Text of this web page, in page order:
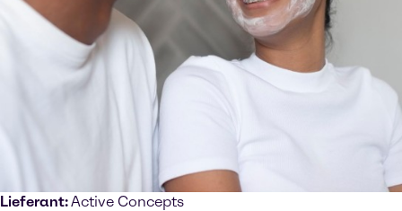
Lieferant:Active Concepts